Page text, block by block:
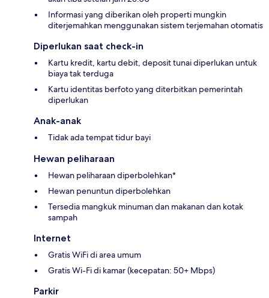
Informasi yang diberikan oleh properti mungkin
diterjemahkan menggunakan sistem terjemahan otomatis
Diperlukan saat check-in
Kartu kredit, kartu debit, deposit tunai diperlukan untuk
biaya tak terduga
Kartu identitas berfoto yang diterbitkan pemerintah
diperlukan
Anak-anak
Tidak ada tempat tidur bayi
Hewan peliharaan
Hewan peliharaan diperbolehkan*
Hewan penuntun diperbolehkan
Tersedia mangkuk minuman dan makanan dan kotak
sampah
Internet
Gratis WiFi di area umum
Gratis Wi-Fi di kamar (kecepatan: 50+ Mbps)
Parkir